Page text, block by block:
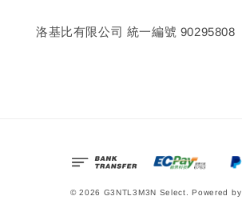
洛基比有限公司 統一編號 90295808
© 2026 G3NTL3M3N Select. Powered by